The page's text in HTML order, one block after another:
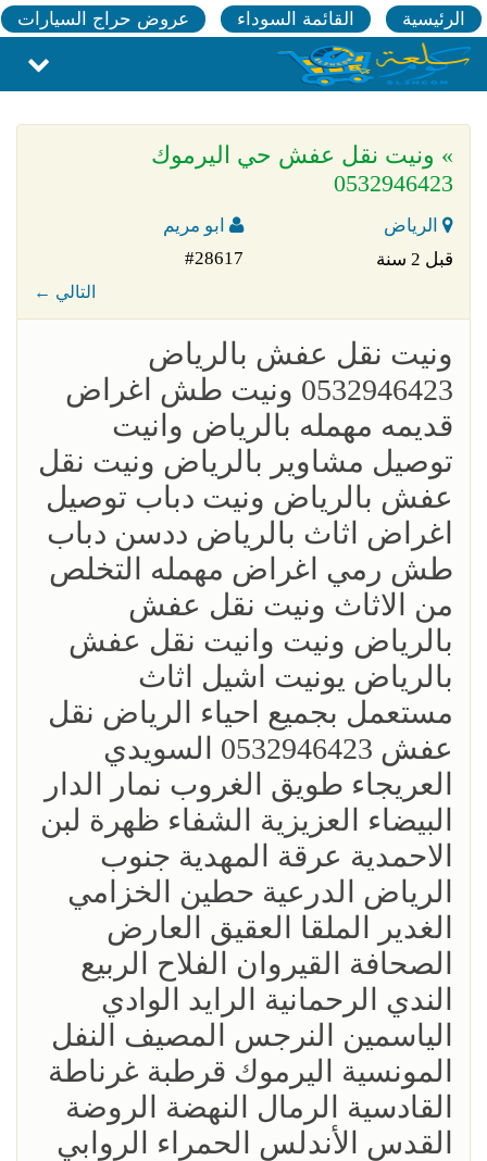
الرئيسية القائمة السوداء عروض حراج السيارات
» ونيت نقل عفش حي اليرموك
0532946423
الرياض
ابو مريم
قبل 2 سنة
#28617
← التالي
ونيت نقل عفش بالرياض
0532946423 ونيت طش اغراض
قديمه مهمله بالرياض وانيت
توصيل مشاوير بالرياض ونيت نقل
عفش بالرياض ونيت دباب توصيل
اغراض اثاث بالرياض ددسن دباب
طش رمي اغراض مهمله التخلص
من الاثاث ونيت نقل عفش
بالرياض ونيت وانيت نقل عفش
بالرياض يونيت اشيل اثاث
مستعمل بجميع احياء الرياض نقل
عفش 0532946423 السويدي
العريجاء طويق الغروب نمار الدار
البيضاء العزيزية الشفاء ظهرة لبن
الاحمدية عرقة المهدية جنوب
الرياض الدرعية حطين الخزامي
الغدير الملقا العقيق العارض
الصحافة القيروان الفلاح الربيع
الندي الرحمانية الرايد الوادي
الياسمين النرجس المصيف النفل
المونسية اليرموك قرطبة غرناطة
القادسية الرمال النهضة الروضة
القدس الأندلس الحمراء الروابي